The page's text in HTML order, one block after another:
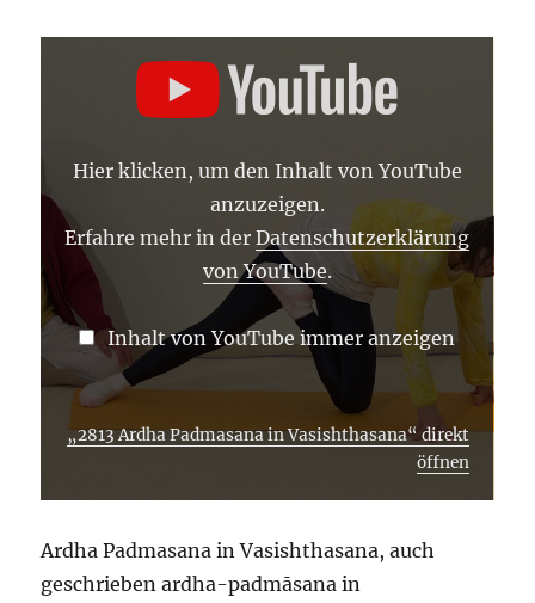
„2813
PADMASANA
VASISHTHASANA“
YOUTUBE
ANZEIGEN
Hier klicken, um den Inhalt von YouTube
anzuzeigen.
Erfahre mehr in derDatenschutzerklärung
von YouTube.
Inhalt von YouTube immer anzeigen
„2813 Ardha Padmasana in Vasishthasana“ direkt
öffnen
Ardha Padmasana in Vasishthasana, auch
geschrieben ardha-padmāsana in